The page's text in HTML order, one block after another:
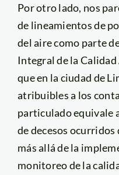
Por otro lado, nos
de lineamientos de
del aire como parte
Integral de la
que en la ciudad de
atribuibles a los
particulado equivale
de decesos ocurridos
más allá de la
monitoreo de la